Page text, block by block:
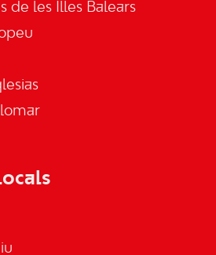
de les Illes Balears